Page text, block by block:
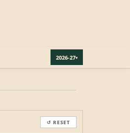
2026-27▾
↺ RESET